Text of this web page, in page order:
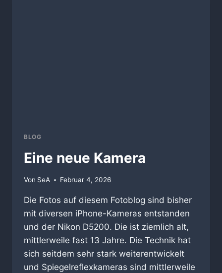
BLOG
Eine neue Kamera
Von SeA Februar 4, 2026
Die Fotos auf diesem Fotoblog sind bisher
mit diversen iPhone-Kameras entstanden
und der Nikon D5200. Die ist ziemlich alt,
mittlerweile fast 13 Jahre. Die Technik hat
sich seitdem sehr stark weiterentwickelt
und Spiegelreflexkameras sind mittlerweile